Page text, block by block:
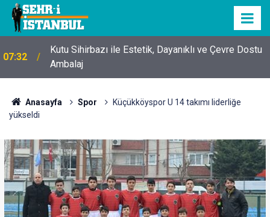
07:32
Kutu Sihirbazı ile Estetik, Dayanıklı ve Çevre Dostu
Ambalaj
Anasayfa Spor
Küçükköyspor U 14 takımı liderliğe
yükseldi